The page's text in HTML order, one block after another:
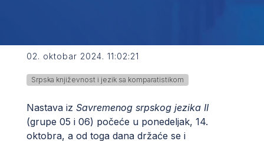
02. oktobar 2024. 11:02:21
Srpska književnost i jezik sa komparatistikom
Nastava iz Savremenog srpskog jezika II
(grupe 05 i 06) počeće u ponedeljak, 14.
oktobra, a od toga dana držaće se i